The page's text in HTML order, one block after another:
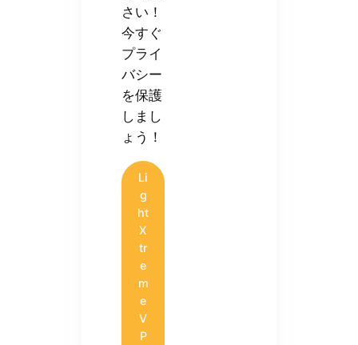
さい！
今すぐ
プライ
バシー
を保護
しまし
ょう！
Li
g
ht
X
tr
e
m
e
V
P